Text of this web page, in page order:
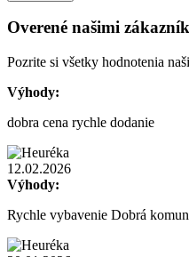
Overené našimi
Pozrite si všetky hodnotenia
Výhody:
dobra cena rychle dodanie
12.02.2026
Výhody:
Rychle vybavenie Dobrá